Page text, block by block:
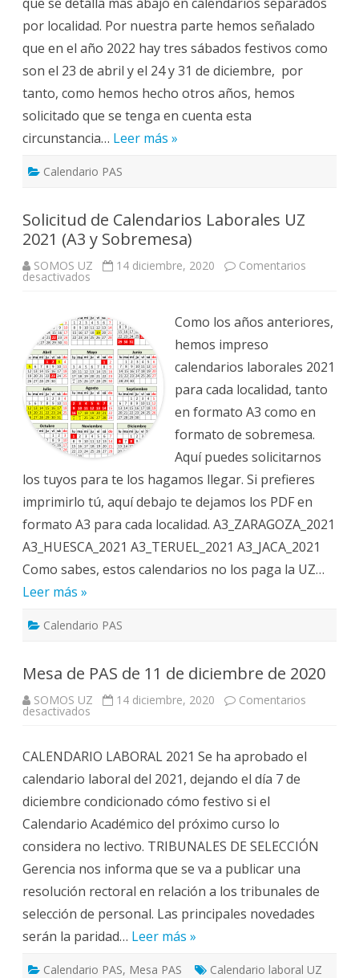
Calendario
Laboral
de
2022
por localidad. Por nuestra parte hemos señalado
que en el año 2022 hay tres sábados festivos como
son el 23 de abril y el 24 y 31 de diciembre, por
tanto, como hemos hecho otros años, hemos
solicitado que se tenga en cuenta esta
circunstancia… Leer más »
Calendario PAS
Solicitud de Calendarios Laborales UZ
2021 (A3 y Sobremesa)
SOMOS UZ 14 diciembre, 2020 Comentarios
desactivados
Laborales
UZ
2021
(A3
y
Sobremesa)
Como los años anteriores,
hemos impreso
calendarios laborales 2021
para cada localidad, tanto
en formato A3 como en
formato de sobremesa.
Aquí puedes solicitarnos
los tuyos para te los hagamos llegar. Si prefieres
imprimirlo tú, aquí debajo te dejamos los PDF en
formato A3 para cada localidad. A3_ZARAGOZA_2021
A3_HUESCA_2021 A3_TERUEL_2021 A3_JACA_2021
Como sabes, estos calendarios no los paga la UZ…
Leer más »
Calendario PAS
Mesa de PAS de 11 de diciembre de 2020
SOMOS UZ 14 diciembre, 2020 Comentarios
desactivados
de
11
de
diciembre
de
2020
CALENDARIO LABORAL 2021 Se ha aprobado el
calendario laboral del 2021, dejando el día 7 de
diciembre condicionado cómo festivo si el
Calendario Académico del próximo curso lo
considera no lectivo. TRIBUNALES DE SELECCIÓN
Gerencia nos informa que se va a publicar una
resolución rectoral en relación a los tribunales de
selección de personal. Las principales novedades
serán la paridad… Leer más »
Calendario PAS, Mesa PAS Calendario laboral UZ